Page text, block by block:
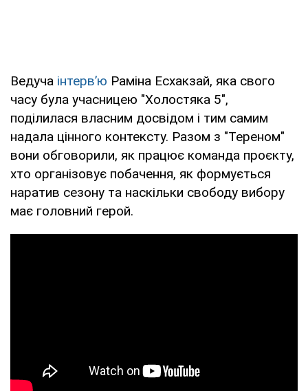
Ведуча інтерв’ю Раміна Есхакзай, яка свого
часу була учасницею "Холостяка 5",
поділилася власним досвідом і тим самим
надала цінного контексту. Разом з "Тереном"
вони обговорили, як працює команда проєкту,
хто організовує побачення, як формується
наратив сезону та наскільки свободу вибору
має головний герой.